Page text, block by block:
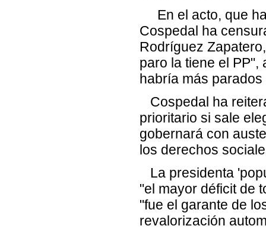
En el acto, que ha
Cospedal ha
Rodríguez
paro la tiene el PP",
habría más
Cospedal ha
prioritario si sale
gobernará con
los derechos
La presidenta
"el mayor déficit de
"fue el garante de
revalorización